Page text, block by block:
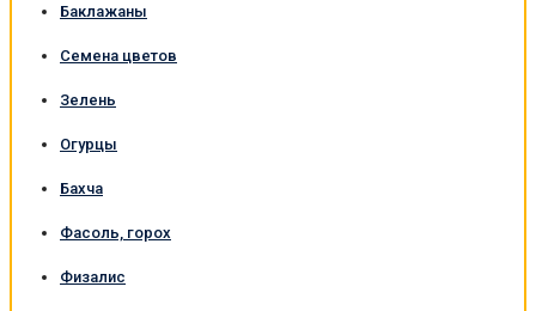
Баклажаны
Семена цветов
Зелень
Огурцы
Бахча
Фасоль, горох
Физалис